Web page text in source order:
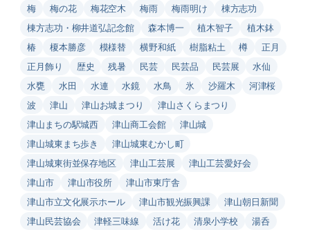
梅
梅の花 梅花空木 梅雨 梅雨明け
棟方志功
棟方志功・柳井道弘記念館
森本博一 植木智子
植木鉢
椿
榎本勝彦 模様替 横野和紙 樹脂粘土 樽
正月
正月飾り
歴史 残暑 民芸 民芸品 民芸展
水仙
水甕
水田 水連 水鏡 水鳥 氷 沙羅木
河津桜
波
津山 津山お城まつり
津山さくらまつり
津山まちの駅城西
津山商工会館
津山城
津山城東まち歩き
津山城東むかし町
津山城東街並保存地区
津山工芸展
津山工芸愛好会
津山市
津山市役所
津山市東庁舎
津山市立文化展示ホール
津山市観光振興課
津山朝日新聞
津山民芸協会
津軽三味線 活け花 清泉小学校
湯呑